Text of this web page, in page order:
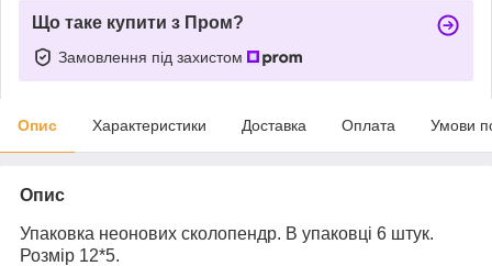
Що таке купити з Пром?
Замовлення під захистом
Опис Характеристики Доставка Оплата Умови
Опис
Упаковка неонових сколопендр. В упаковці 6 штук.
Розмір 12*5.